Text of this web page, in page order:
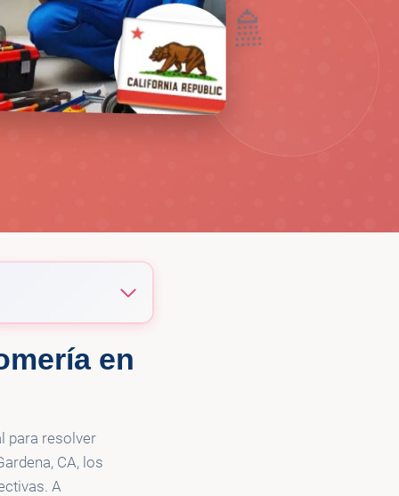
🚿
🪠
en
para resolver
CA, los
A